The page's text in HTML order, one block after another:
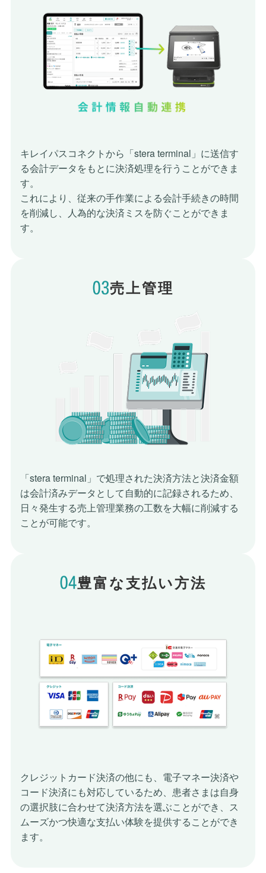
キレイパスコネクトから「stera terminal」に送信す
る会計データをもとに決済処理を行うことができま
す。
これにより、従来の手作業による会計手続きの時間
を削減し、 人為的な決済ミスを防ぐことができま
す。
売上管理
「stera terminal」で処理された決済方法と決済金額
は会計済みデータとして自動的に記録されるため、
日々発生する売上管理業務の工数を大幅に削減する
ことが可能です。
豊富な支払い方法
クレジットカード決済の他にも、電子マネー決済や
コード決済にも対応しているため、患者さまは自身
の選択肢に合わせて決済方法を選ぶことができ、 ス
ムーズかつ快適な支払い体験を提供することができ
ます。